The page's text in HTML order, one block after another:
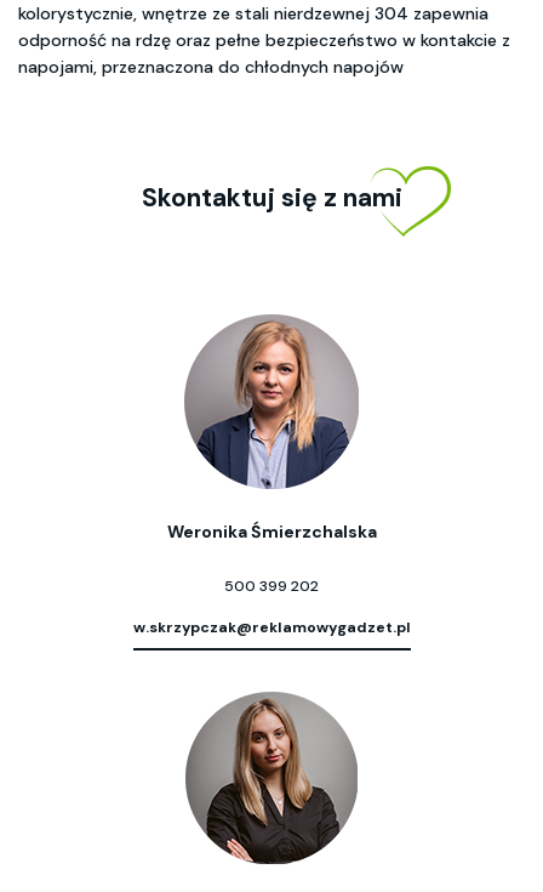
kolorystycznie, wnętrze ze stali nierdzewnej 304 zapewnia
odporność na rdzę oraz pełne bezpieczeństwo w kontakcie z
napojami, przeznaczona do chłodnych napojów
Skontaktuj się z nami
Weronika Śmierzchalska
500 399 202
w.skrzypczak@reklamowygadzet.pl